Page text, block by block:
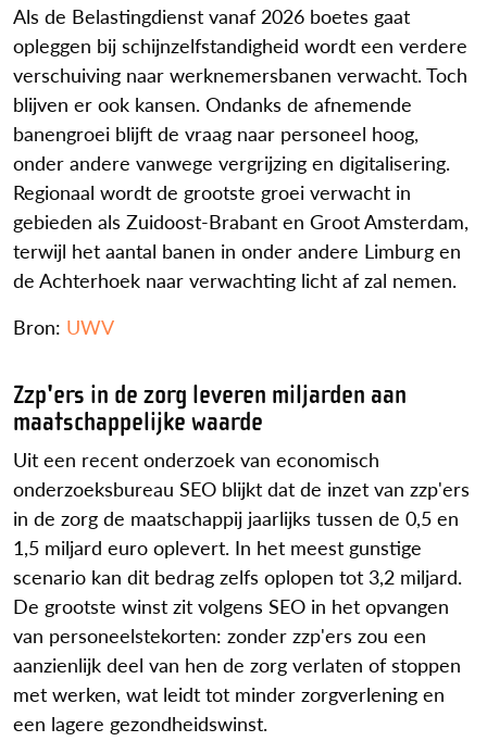
Als de Belastingdienst vanaf 2026 boetes gaat
opleggen bij schijnzelfstandigheid wordt een verdere
verschuiving naar werknemersbanen verwacht. Toch
blijven er ook kansen. Ondanks de afnemende
banengroei blijft de vraag naar personeel hoog,
onder andere vanwege vergrijzing en digitalisering.
Regionaal wordt de grootste groei verwacht in
gebieden als Zuidoost-Brabant en Groot Amsterdam,
terwijl het aantal banen in onder andere Limburg en
de Achterhoek naar verwachting licht af zal nemen.
Bron: UWV
Zzp'ers in de zorg leveren miljarden aan
maatschappelijke waarde
Uit een recent onderzoek van economisch
onderzoeksbureau SEO blijkt dat de inzet van zzp'ers
in de zorg de maatschappij jaarlijks tussen de 0,5 en
1,5 miljard euro oplevert. In het meest gunstige
scenario kan dit bedrag zelfs oplopen tot 3,2 miljard.
De grootste winst zit volgens SEO in het opvangen
van personeelstekorten: zonder zzp'ers zou een
aanzienlijk deel van hen de zorg verlaten of stoppen
met werken, wat leidt tot minder zorgverlening en
een lagere gezondheidswinst.